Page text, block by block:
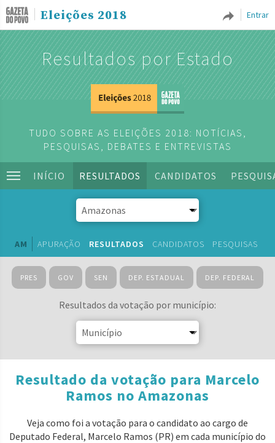
Entrar
Eleições 2018
Resultados por Estado
TUDO SOBRE AS ELEIÇÕES 2018: NOTÍCIAS,
PESQUISAS, DEBATES E ENTREVISTAS
INÍCIO RESULTADOS CANDIDATOS
AM APURAÇÃO RESULTADOS CANDIDATOS PESQUISAS
PRES GOV SEN DEP. ESTADUAL DEP. FEDERAL
Resultados da votação por município:
Resultado da votação para Marcelo
Ramos no Amazonas
Veja como foi a votação para o candidato ao cargo de
Deputado Federal, Marcelo Ramos (PR) em cada município do